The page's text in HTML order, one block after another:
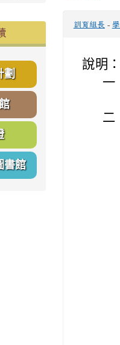
劃
書館
訓育組長 -
說明
一
二